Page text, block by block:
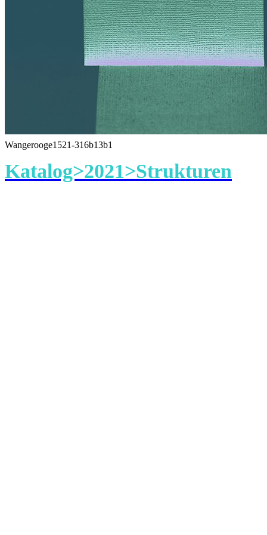
Wangerooge1521-316b13b1
Katalog>2021>Strukturen